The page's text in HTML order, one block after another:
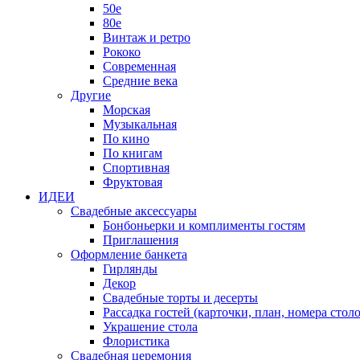
50е
80е
Винтаж и ретро
Рококо
Современная
Средние века
Другие
Морская
Музыкальная
По кино
По книгам
Спортивная
Фруктовая
ИДЕИ
Свадебные аксессуары
Бонбоньерки и комплименты гостям
Приглашения
Оформление банкета
Гирлянды
Декор
Свадебные торты и десерты
Рассадка гостей (карточки, план, номера
Украшение стола
Флористика
Свадебная церемония